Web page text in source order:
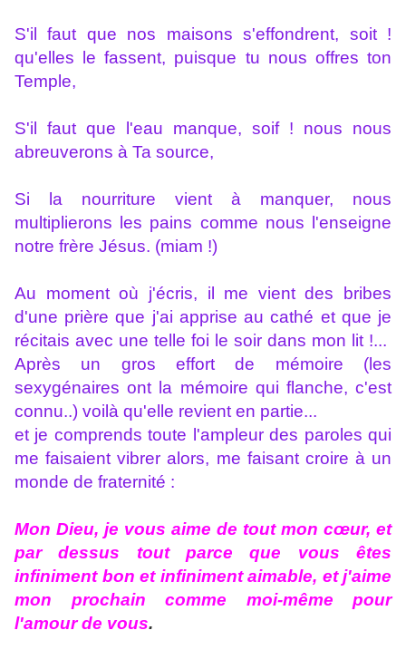
S'il faut que nos maisons s'effondrent, soit !
qu'elles le fassent, puisque tu nous offres ton
Temple,
S'il faut que l'eau manque, soif ! nous nous
abreuverons à Ta source,
Si la nourriture vient à manquer, nous
multiplierons les pains comme nous l'enseigne
notre frère Jésus. (miam !)
Au moment où j'écris, il me vient des bribes
d'une prière que j'ai apprise au cathé et que je
récitais avec une telle foi le soir dans mon lit !...
Après un gros effort de mémoire (les
sexygénaires ont la mémoire qui flanche, c'est
connu..) voilà qu'elle revient en partie...
et je comprends toute l'ampleur des paroles qui
me faisaient vibrer alors, me faisant croire à un
monde de fraternité :
Mon Dieu, je vous aime de tout mon cœur, et
par dessus tout parce que vous êtes
infiniment bon et infiniment aimable, et j'aime
mon prochain comme moi-même pour
l'amour de vous.